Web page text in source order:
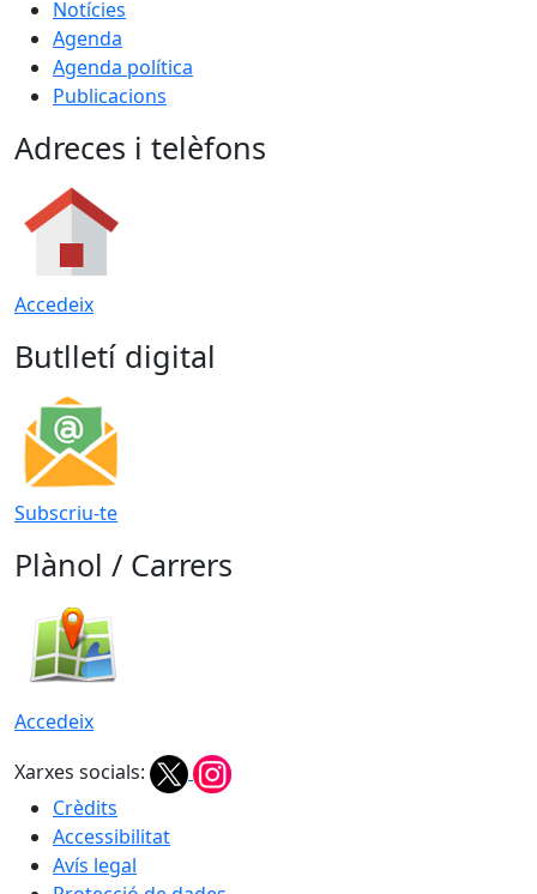
Notícies
Agenda
Agenda política
Publicacions
Adreces i telèfons
Accedeix
Butlletí digital
Subscriu-te
Plànol / Carrers
Accedeix
Xarxes socials:
Crèdits
Accessibilitat
Avís legal